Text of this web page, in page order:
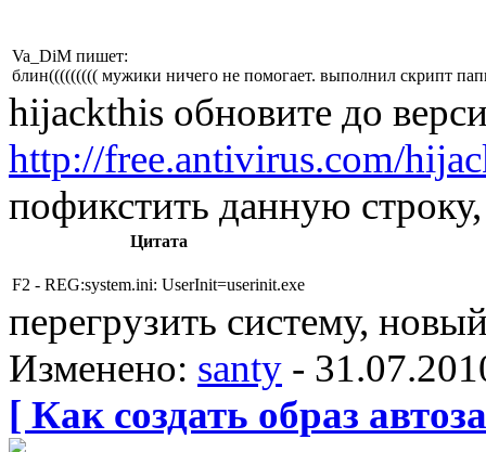
Va_DiM пишет:
блин((((((((( мужики ничего не помогает. выполнил скрипт
hijackthis обновите до
http://free.antivirus.com/
пофикстить данную строку,
Цитата
F2 - REG:system.ini: UserInit=userinit.exe
перегрузить систему,
Изменено: santy -
[ Как создать образ